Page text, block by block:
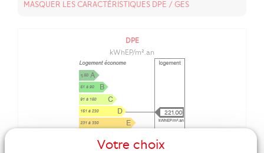
MASQUER LES CARACTÉRISTIQUES DPE / GES
DPE
kWhEP/m².an
221.00
Votre choix